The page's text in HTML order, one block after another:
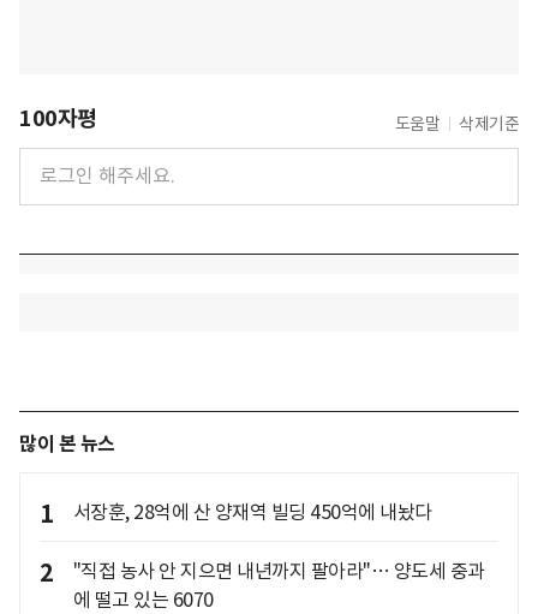
100자평 도움말 삭제기준
많이 본 뉴스
1 서장훈, 28억에 산 양재역 빌딩 450억에 내놨다
2
"직접 농사 안 지으면 내년까지 팔아라"… 양도세 중과
에 떨고 있는 6070